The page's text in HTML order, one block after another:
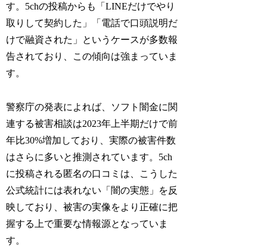
す。5chの投稿からも「LINEだけでやり
取りして契約した」「電話で口頭説明だ
けで融資された」というケースが多数報
告されており、この傾向は強まっていま
す。
警察庁の発表によれば、ソフト闇金に関
連する被害相談は2023年上半期だけで前
年比30%増加しており、実際の被害件数
はさらに多いと推測されています。5ch
に投稿される匿名の口コミは、こうした
公式統計には表れない「闇の実態」を反
映しており、被害の実像をより正確に把
握する上で重要な情報源となっていま
す。